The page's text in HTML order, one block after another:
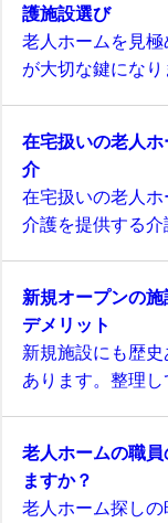
護施設選び
老人ホームを見極
が大切な鍵になり
在宅扱いの老人
介
在宅扱いの老人
介護を提供する介
新規オープンの
デメリット
新規施設にも歴
あります。整理し
老人ホームの職
ますか？
老人ホーム探し